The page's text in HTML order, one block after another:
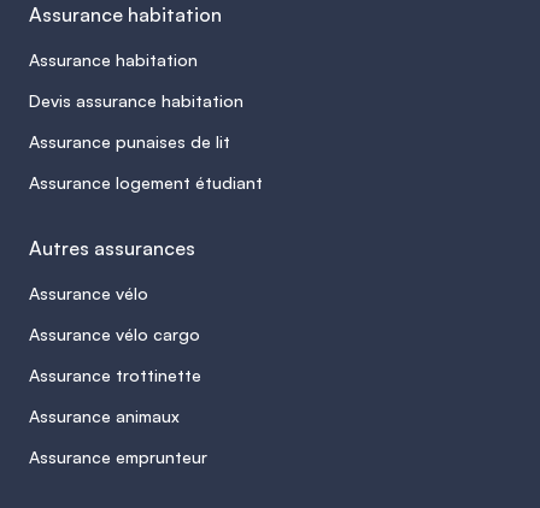
Assurance habitation
Assurance habitation
Devis assurance habitation
Assurance punaises de lit
Assurance logement étudiant
Autres assurances
Assurance vélo
Assurance vélo cargo
Assurance trottinette
Assurance animaux
Assurance emprunteur